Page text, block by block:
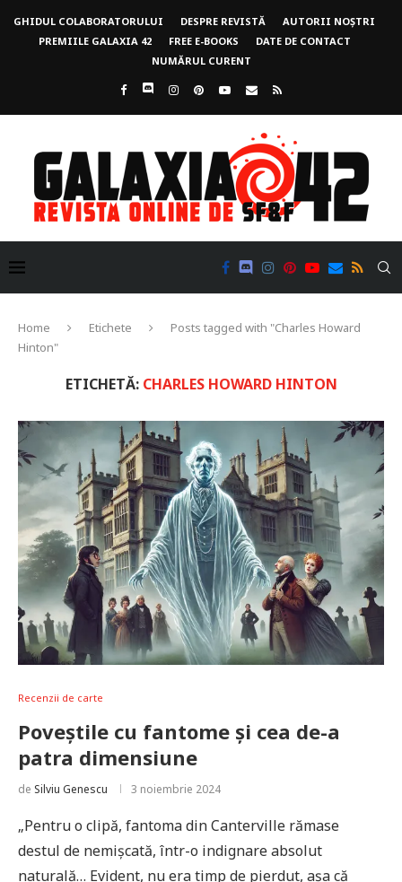
GHIDUL COLABORATORULUI DESPRE REVISTĂ
AUTORII NOȘTRI
PREMIILE GALAXIA 42
FREE E-BOOKS
DATE DE CONTACT
NUMĂRUL CURENT
Home Etichete
Posts tagged with "Charles Howard
Hinton"
ETICHETĂ: CHARLES HOWARD HINTON
Recenzii de carte
Poveștile cu fantome și cea de-a
patra dimensiune
de Silviu Genescu 3 noiembrie 2024
„Pentru o clipă, fantoma din Canterville rămase
destul de nemișcată, într-o indignare absolut
naturală… Evident, nu era timp de pierdut, așa că